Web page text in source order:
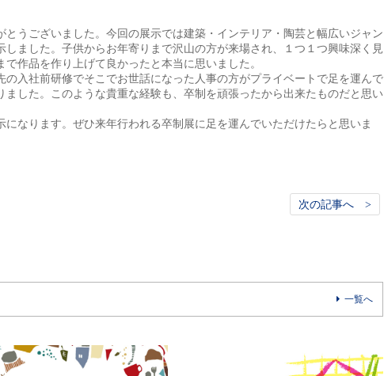
うございました。今回の展示では建築・インテリア・陶芸と幅広いジャン
ました。子供からお年寄りまで沢山の方が来場され、１つ１つ興味深く見
作品を作り上げて良かったと本当に思いました。
入社前研修でそこでお世話になった人事の方がプライベートで足を運んで
した。このような貴重な経験も、卒制を頑張ったから出来たものだと思い
なります。ぜひ来年行われる卒制展に足を運んでいただけたらと思いま
次の記事へ >
一覧へ